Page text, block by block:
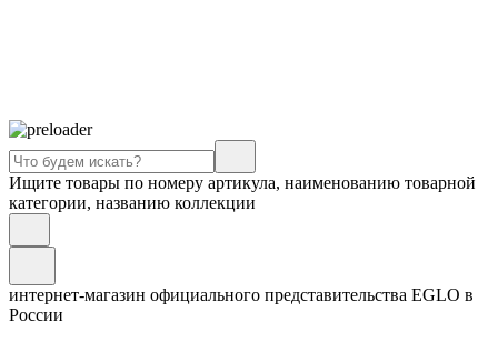
Ищите товары по номеру артикула, наименованию товарной
категории, названию коллекции
интернет-магазин официального представительства EGLO в
России